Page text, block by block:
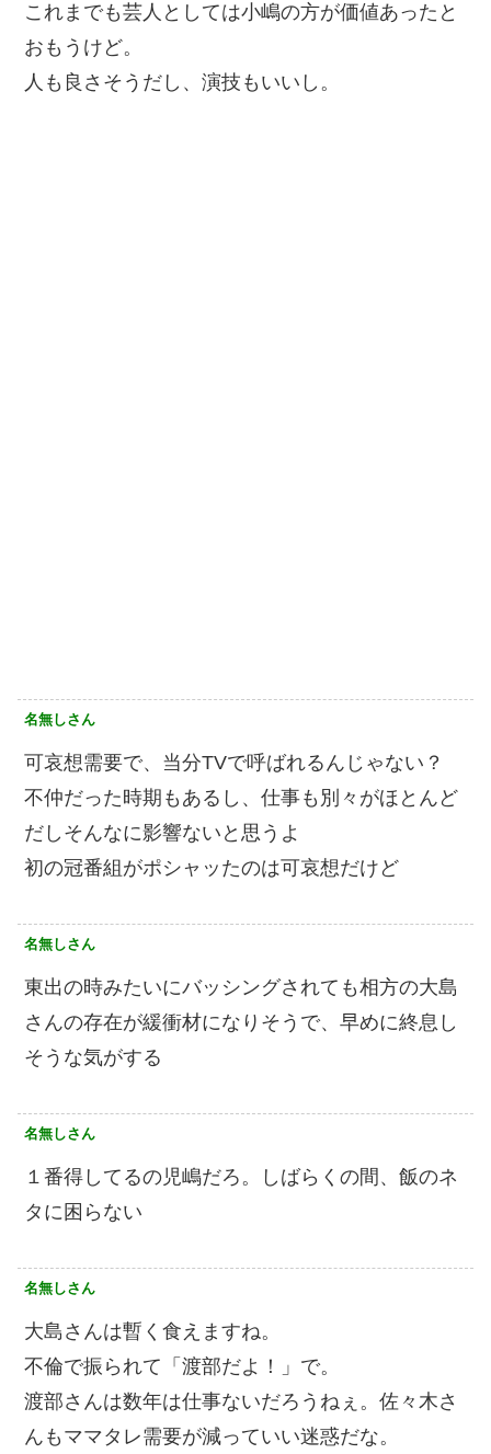
これまでも芸人としては小嶋の方が価値あったと
おもうけど。
人も良さそうだし、演技もいいし。
名無しさん
可哀想需要で、当分TVで呼ばれるんじゃない？
不仲だった時期もあるし、仕事も別々がほとんど
だしそんなに影響ないと思うよ
初の冠番組がポシャッたのは可哀想だけど
名無しさん
東出の時みたいにバッシングされても相方の大島
さんの存在が緩衝材になりそうで、早めに終息し
そうな気がする
名無しさん
１番得してるの児嶋だろ。しばらくの間、飯のネ
タに困らない
名無しさん
大島さんは暫く食えますね。
不倫で振られて「渡部だよ！」で。
渡部さんは数年は仕事ないだろうねぇ。佐々木さ
んもママタレ需要が減っていい迷惑だな。